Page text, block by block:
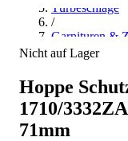
Türbeschläge
/
Garnituren &
/
Hoppe
Nicht auf Lager
Hoppe
1710/
71mm